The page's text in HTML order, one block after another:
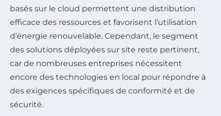
basés sur le cloud permettent une distribution
efficace des ressources et favorisent l’utilisation
d’énergie renouvelable. Cependant, le segment
des solutions déployées sur site reste pertinent,
car de nombreuses entreprises nécessitent
encore des technologies en local pour répondre à
des exigences spécifiques de conformité et de
sécurité.